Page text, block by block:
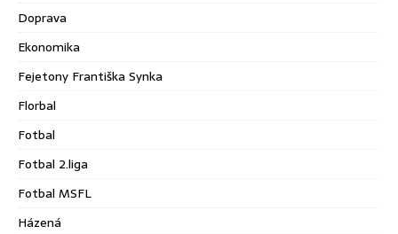
Doprava
Ekonomika
Fejetony Františka Synka
Florbal
Fotbal
Fotbal 2.liga
Fotbal MSFL
Házená